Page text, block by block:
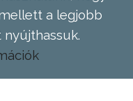
a legjobb